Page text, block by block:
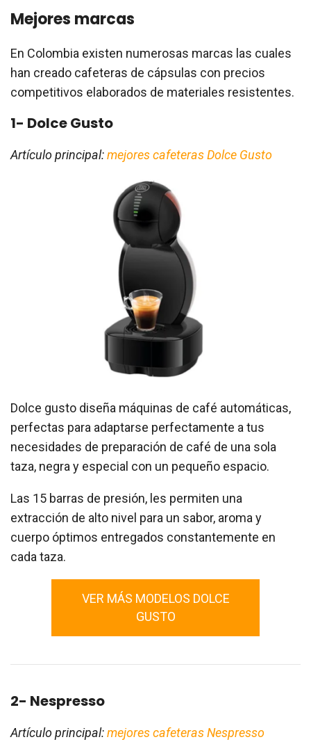
Mejores marcas
En Colombia existen numerosas marcas las cuales
han creado cafeteras de cápsulas con precios
competitivos elaborados de materiales resistentes.
1- Dolce Gusto
Artículo principal:mejores cafeteras Dolce Gusto
Dolce gusto diseña máquinas de café automáticas,
perfectas para adaptarse perfectamente a tus
necesidades de preparación de café de una sola
taza, negra y especial con un pequeño espacio.
Las 15 barras de presión, les permiten una
extracción de alto nivel para un sabor, aroma y
cuerpo óptimos entregados constantemente en
cada taza.
VER MÁS MODELOS DOLCE
GUSTO
2- Nespresso
Artículo principal:mejores cafeteras Nespresso